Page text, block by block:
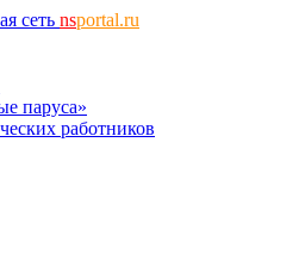
сеть nsportal.ru
паруса»
работников